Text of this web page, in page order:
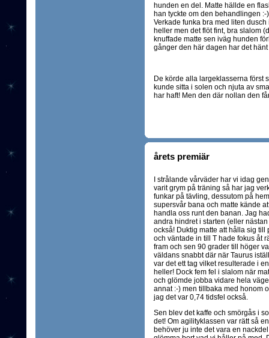
hunden en del. Matte hällde en
han tyckte om den behandlingen
Verkade funka bra med liten
heller men det flöt fint, bra slalom
knuffade matte sen iväg hunden
gånger den här dagen har det
De körde alla largeklasserna först
kunde sitta i solen och njuta av
har haft! Men den där nollan den
årets premiär
I strålande vårväder har vi idag
varit grym på träning så har jag
funkar på tävling, dessutom på
supersvår bana och matte kände
handla oss runt den banan. Jag
andra hindret i starten (eller
också! Duktig matte att hålla sig
och väntade in till T hade fokus åt
fram och sen 90 grader till höger
väldans snabbt där när Taurus
var det ett tag vilket resulterade i
heller! Dock fem fel i slalom när
och glömde jobba vidare hela
annat :-) men tillbaka med honom
jag det var 0,74 tidsfel också.
Sen blev det kaffe och smörgås i
det! Om agilityklassen var rätt så
behöver ju inte det vara en